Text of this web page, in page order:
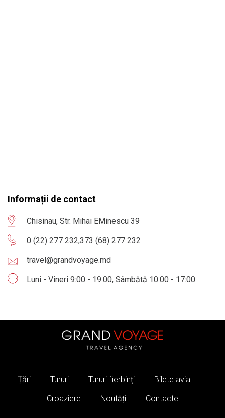
Informații de contact
Chisinau, Str. Mihai EMinescu 39
0 (22) 277 232;373 (68) 277 232
travel@grandvoyage.md
Luni - Vineri 9:00 - 19:00, Sâmbătă 10:00 - 17:00
Țări Tururi Tururi fierbinți
Bilete avia
Croaziere
Noutăți Contacte